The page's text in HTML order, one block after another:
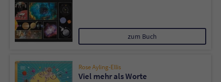
zum Buch
Rose Ayling-Ellis
Viel mehr als Worte